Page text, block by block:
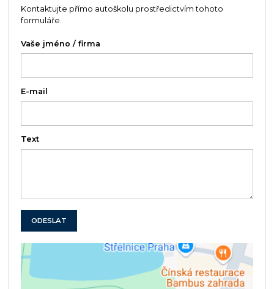
Kontaktujte přímo autoškolu prostředictvím tohoto
formuláře.
Vaše jméno / firma
E-mail
Text
ODESLAT